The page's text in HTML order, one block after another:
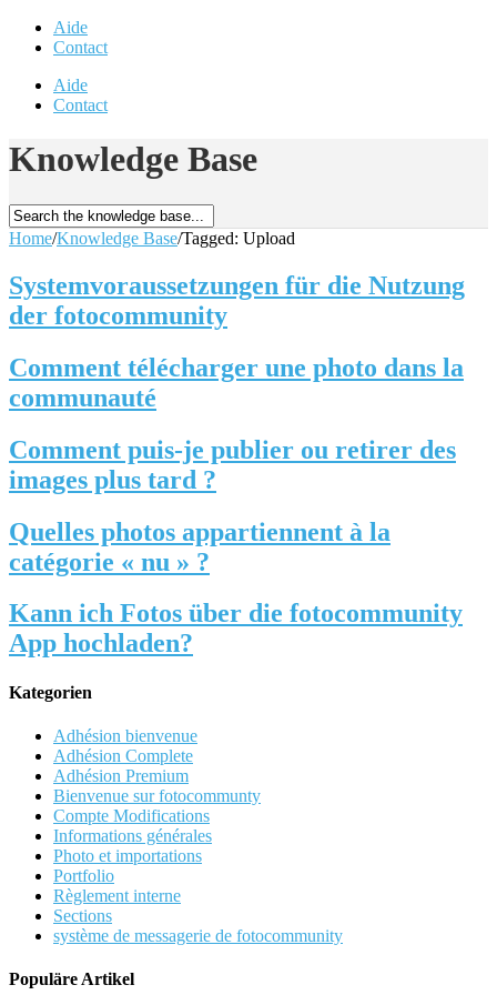
Aide
Contact
Aide
Contact
Knowledge Base
Home/Knowledge Base/Tagged: Upload
Systemvoraussetzungen für die Nutzung
der fotocommunity
Comment télécharger une photo dans la
communauté
Comment puis-je publier ou retirer des
images plus tard ?
Quelles photos appartiennent à la
catégorie « nu » ?
Kann ich Fotos über die fotocommunity
App hochladen?
Kategorien
Adhésion bienvenue
Adhésion Complete
Adhésion Premium
Bienvenue sur fotocommunty
Compte Modifications
Informations générales
Photo et importations
Portfolio
Règlement interne
Sections
système de messagerie de fotocommunity
Populäre Artikel